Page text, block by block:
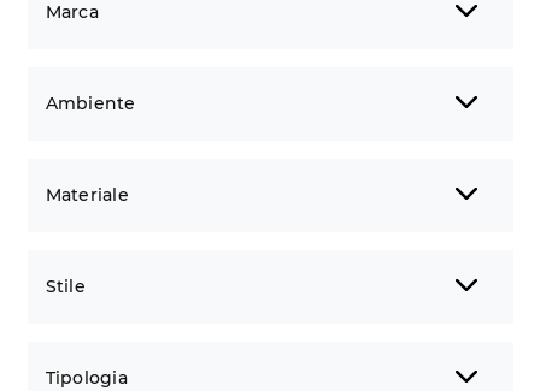
Marca
Ambiente
Materiale
Stile
Tipologia